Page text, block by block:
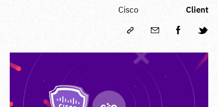
Client
Cisco